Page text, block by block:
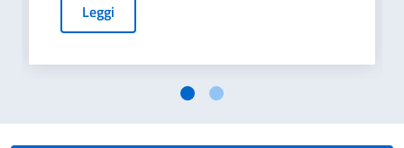
Leggi